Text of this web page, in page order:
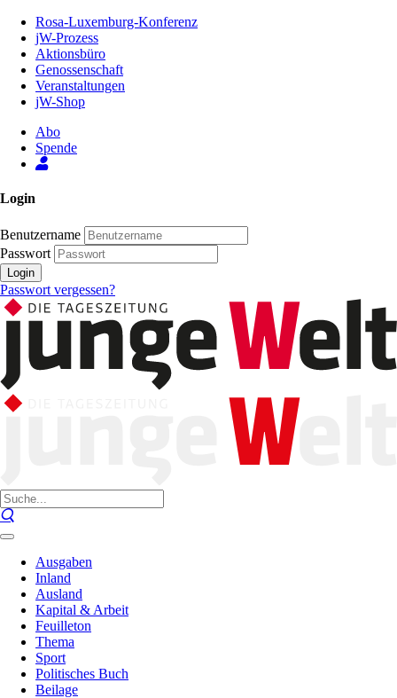
Inhalt
Seite
Rosa-Luxemburg-Konferenz
jW-Prozess
Aktionsbüro
Genossenschaft
Veranstaltungen
jW-Shop
Abo
Spende
Login
Benutzername
Passwort
Login
Passwort vergessen?
Ausgaben
Inland
Ausland
Kapital & Arbeit
Feuilleton
Thema
Sport
Politisches Buch
Beilage